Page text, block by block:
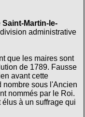
Saint-Martin-le-
administrative
que les maires sont
de 1789. Fausse
avant cette
nombre sous l'Ancien
nommés par le Roi.
à un suffrage qui